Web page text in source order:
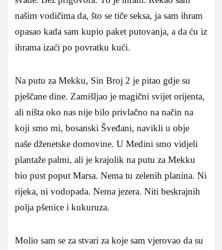
našim vodičima da, što se tiče seksa, ja sam ihram
opasao kada sam kupio paket putovanja, a da ću iz
ihrama izaći po povratku kući.
Na putu za Mekku, Sin Broj 2 je pitao gdje su
pješčane dine. Zamišljao je magični svijet orijenta,
ali ništa oko nas nije bilo privlačno na način na
koji smo mi, bosanski Šveđani, navikli u obje
naše dženetske domovine. U Medini smo vidjeli
plantaže palmi, ali je krajolik na putu za Mekku
bio pust poput Marsa. Nema tu zelenih planina. Ni
rijeka, ni vodopada. Nema jezera. Niti beskrajnih
polja pšenice i kukuruza.
Molio sam se za stvari za koje sam vjerovao da su